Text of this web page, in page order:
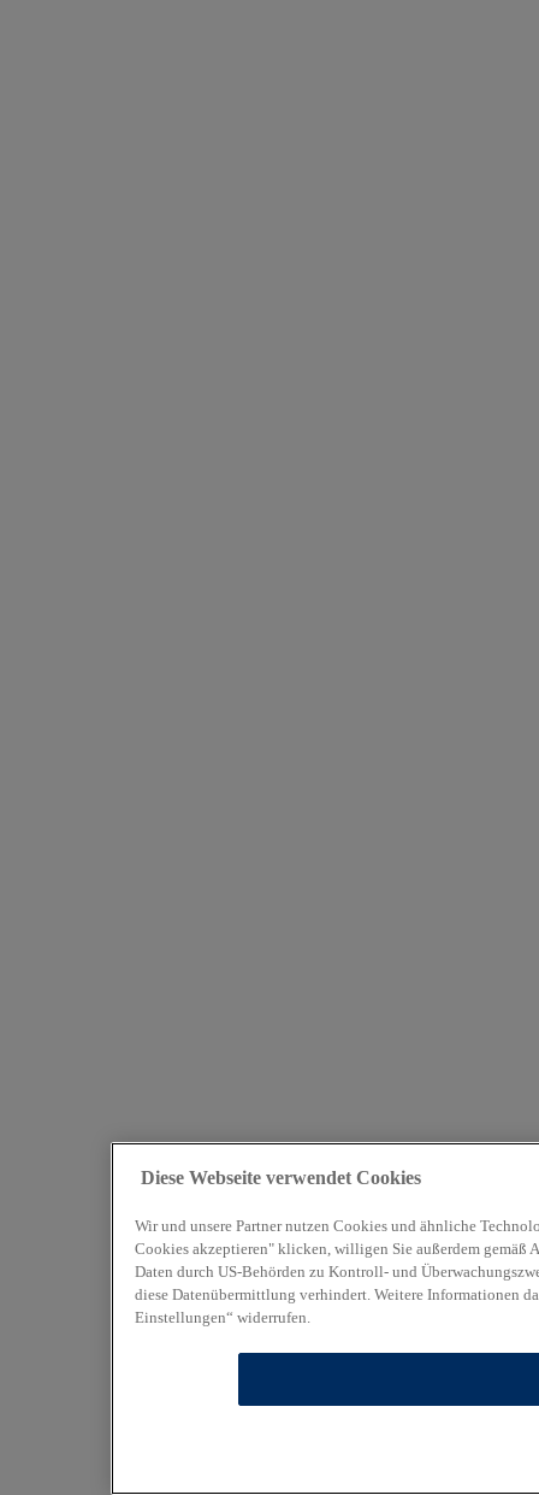
Diese Webseite verwendet Cookies
Wir und unsere Partner nutzen Cookies und ähnliche
Cookies akzeptieren" klicken, willigen Sie außerdem gemäß
Daten durch US-Behörden zu Kontroll- und
diese Datenübermittlung verhindert. Weitere Informationen
Einstellungen“ widerrufen.